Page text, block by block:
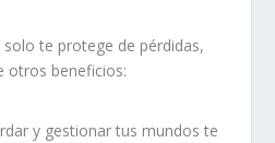
te protege de pérdidas,
otros beneficios:
y gestionar tus mundos te